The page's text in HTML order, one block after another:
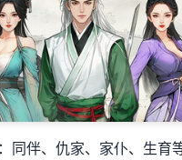
同伴、仇家、家仆、生育